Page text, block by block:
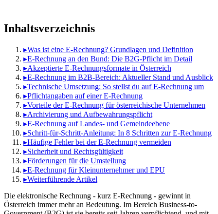
Inhaltsverzeichnis
▸Was ist eine E-Rechnung? Grundlagen und Definition
▸E-Rechnung an den Bund: Die B2G-Pflicht im Detail
▸Akzeptierte E-Rechnungsformate in Österreich
▸E-Rechnung im B2B-Bereich: Aktueller Stand und Ausblick
▸Technische Umsetzung: So stellst du auf E-Rechnung um
▸Pflichtangaben auf einer E-Rechnung
▸Vorteile der E-Rechnung für österreichische Unternehmen
▸Archivierung und Aufbewahrungspflicht
▸E-Rechnung auf Landes- und Gemeindeebene
▸Schritt-für-Schritt-Anleitung: In 8 Schritten zur E-Rechnung
▸Häufige Fehler bei der E-Rechnung vermeiden
▸Sicherheit und Rechtsgültigkeit
▸Förderungen für die Umstellung
▸E-Rechnung für Kleinunternehmer und EPU
▸Weiterführende Artikel
Die elektronische Rechnung - kurz E-Rechnung - gewinnt in
Österreich immer mehr an Bedeutung. Im Bereich Business-to-